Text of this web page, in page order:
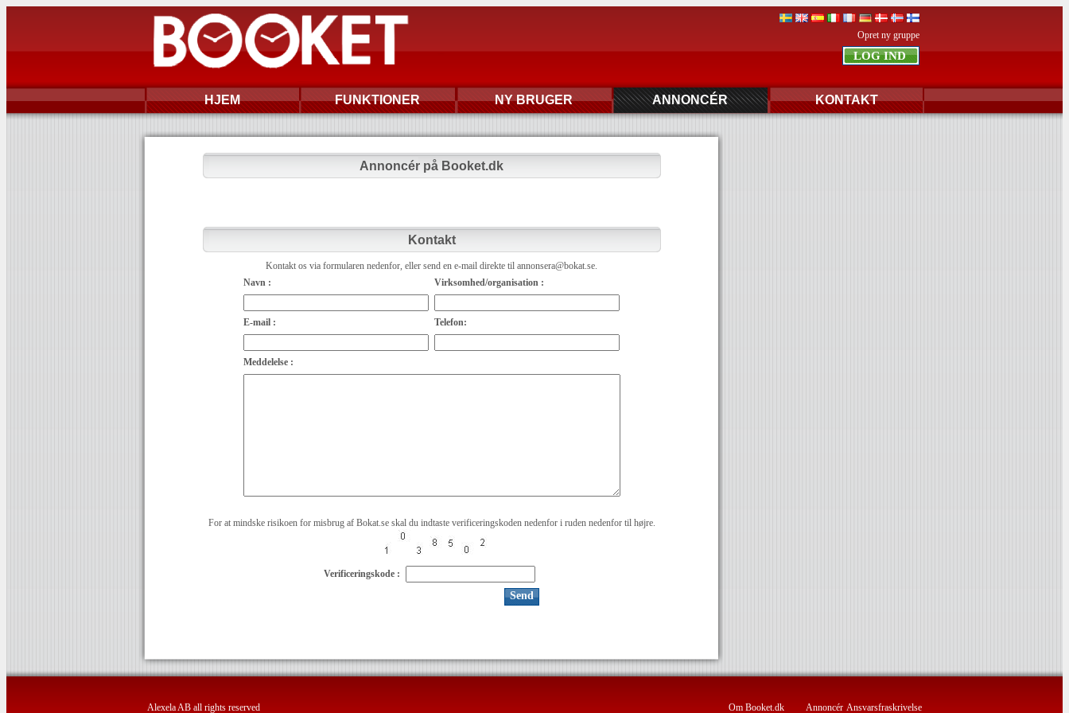
Opret ny gruppe
HJEM FUNKTIONER NY BRUGER ANNONCÉR KONTAKT
Annoncér på Booket.dk
Kontakt
Kontakt os via formularen nedenfor, eller send en e-mail direkte til annonsera@bokat.se.
Navn :
Virksomhed/organisation :
E-mail : Telefon:
Meddelelse :
For at mindske risikoen for misbrug af Bokat.se skal du indtaste verificeringskoden nedenfor i ruden nedenfor til højre.
Verificeringskode :
Alexela AB all rights reserved Om Booket.dk Annoncér Ansvarsfraskrivelse